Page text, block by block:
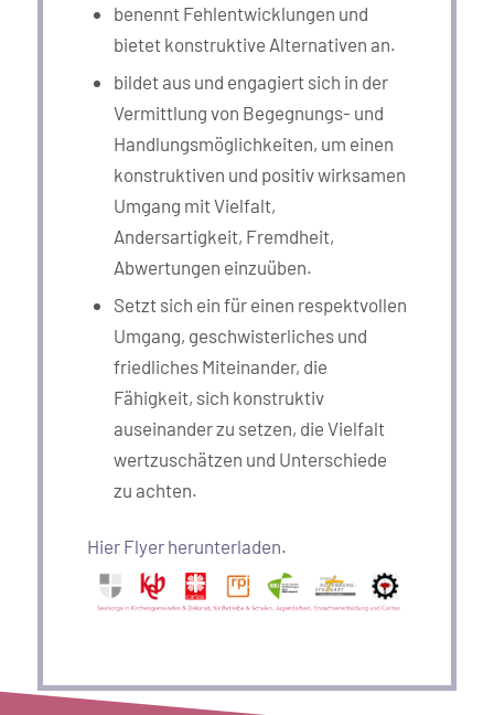
benennt Fehlentwicklungen und
bietet konstruktive Alternativen an.
bildet aus und engagiert sich in der
Vermittlung von Begegnungs- und
Handlungsmöglichkeiten, um einen
konstruktiven und positiv wirksamen
Umgang mit Vielfalt,
Andersartigkeit, Fremdheit,
Abwertungen einzuüben.
Setzt sich ein für einen respektvollen
Umgang, geschwisterliches und
friedliches Miteinander, die
Fähigkeit, sich konstruktiv
auseinander zu setzen, die Vielfalt
wertzuschätzen und Unterschiede
zu achten.
Hier Flyer herunterladen.